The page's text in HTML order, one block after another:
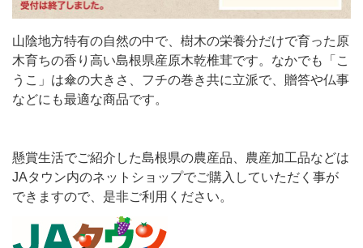
山陰地方特有の自然の中で、樹木の栄養分だけで育った原
木育ちの香り高い島根県産原木乾椎茸です。なかでも「こ
うこ」は傘の大きさ、フチの巻き共に立派で、贈答や仏事
などにも最適な商品です。
懸賞生活でご紹介した島根県の農産品、農産加工品などは
JAタウン内のネットショップでご購入していただく事が
できますので、是非ご利用ください。